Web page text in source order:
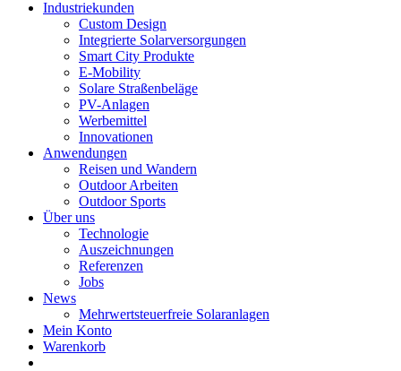
Industriekunden
Custom Design
Integrierte Solarversorgungen
Smart City Produkte
E-Mobility
Solare Straßenbeläge
PV-Anlagen
Werbemittel
Innovationen
Anwendungen
Reisen und Wandern
Outdoor Arbeiten
Outdoor Sports
Über uns
Technologie
Auszeichnungen
Referenzen
Jobs
News
Mehrwertsteuerfreie Solaranlagen
Mein Konto
Warenkorb